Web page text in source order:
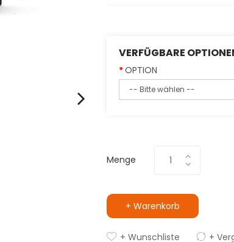
VERFÜGBARE
OPTION
Menge
+ Warenkorb
+ Wunschliste +